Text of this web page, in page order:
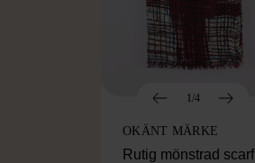
1/4
OKÄNT MÄRKE
Rutig mönstrad scarf